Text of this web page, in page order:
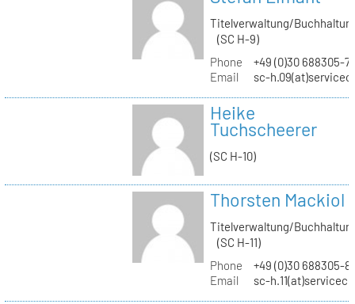
Titelverwaltung/
(SC H-9)
Phone
+49 (0)30 688305-
Email
sc-
Heike
Tuchscheerer
(SC H-10)
Thorsten Mackiol
Titelverwaltung/
(SC H-11)
Phone
+49 (0)30 688305-
Email
sc-